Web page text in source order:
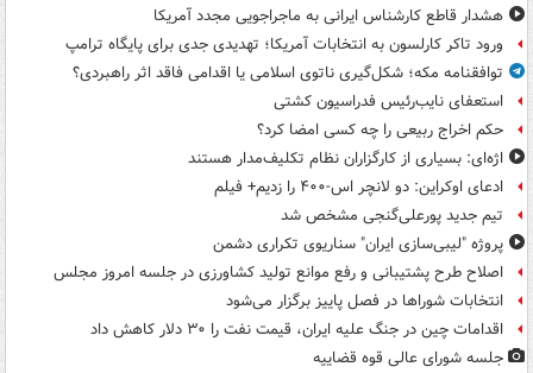
هشدار قاطع کارشناس ایرانی به ماجراجویی مجدد آمریکا
ورود تاکر کارلسون به انتخابات آمریکا؛ تهدیدی جدی برای پایگاه ترامپ
توافقنامه مکه؛ شکل‌گیری ناتوی اسلامی یا اقدامی فاقد اثر راهبردی؟
استعفای نایب‌رئیس فدراسیون کشتی
حکم اخراج ربیعی را چه کسی امضا کرد؟
اژه‌ای: بسیاری از کارگزاران نظام تکلیف‌مدار هستند
ادعای اوکراین: دو لانچر اس-۴۰۰ را زدیم+ فیلم
تیم جدید پورعلی‌گنجی مشخص شد
پروژه "لیبی‌سازی ایران" سناریوی تکراری دشمن
اصلاح طرح پشتیبانی و رفع موانع تولید کشاورزی در جلسه امروز مجلس
انتخابات شوراها در فصل پاییز برگزار می‌شود
اقدامات چین در جنگ علیه ایران، قیمت نفت را ۳۰ دلار کاهش داد
جلسه شورای عالی قوه قضاییه